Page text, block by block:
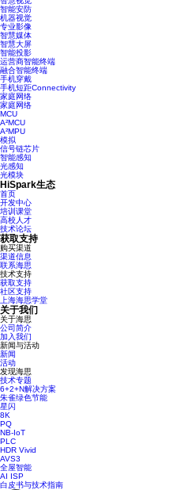
智能安防
机器视觉
专业影像
智慧媒体
智慧大屏
智能投影
运营商智能终端
融合智能终端
手机穿戴
手机短距Connectivity
家庭网络
家庭网络
MCU
A²MCU
A²MPU
模拟
信号链芯片
智能感知
光感知
光模块
HiSpark生态
首页
开发中心
培训课堂
高校人才
技术论坛
获取支持
购买渠道
渠道信息
联系海思
技术支持
获取支持
社区支持
上海海思学堂
关于我们
关于海思
公司简介
加入我们
新闻与活动
新闻
活动
发现海思
技术专题
6+2+N解决方案
朱雀绿色节能
星闪
8K
PQ
NB-IoT
PLC
HDR Vivid
AVS3
全屋智能
AI ISP
白皮书与技术指南